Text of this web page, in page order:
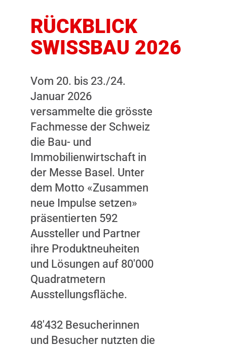
RÜCKBLICK
SWISSBAU 2026
Vom 20. bis 23./24.
Januar 2026
versammelte die grösste
Fachmesse der Schweiz
die Bau- und
Immobilienwirtschaft in
der Messe Basel. Unter
dem Motto «Zusammen
neue Impulse setzen»
präsentierten 592
Aussteller und Partner
ihre Produktneuheiten
und Lösungen auf 80'000
Quadratmetern
Ausstellungsfläche.
48'432 Besucherinnen
und Besucher nutzten die
Dieser Inhalt
wird nicht
Sie keine
dazu gegeben
Marketing-